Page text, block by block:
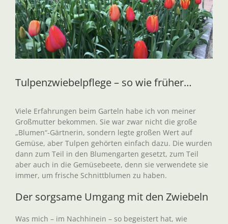
Tulpenzwiebelpflege – so wie früher…
Viele Erfahrungen beim Garteln habe ich von meiner
Großmutter bekommen. Sie war zwar nicht die große
„Blumen“-Gärtnerin, sondern legte großen Wert auf
Gemüse, aber Tulpen gehörten einfach dazu. Die wurden
dann zum Teil in den Blumengarten gesetzt, zum Teil
aber auch in die Gemüsebeete, denn sie verwendete sie
immer, um frische Schnittblumen zu haben.
Der sorgsame Umgang mit den Zwiebeln
Was mich – im Nachhinein – so begeistert hat, wie